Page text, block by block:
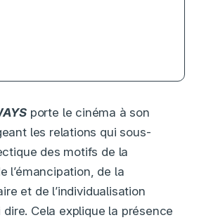
porte le cinéma à son
les relations qui sous-
des motifs de la
l’émancipation, de la
et de l’individualisation
Cela explique la présence